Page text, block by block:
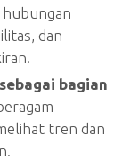
dan
bagian
tren dan